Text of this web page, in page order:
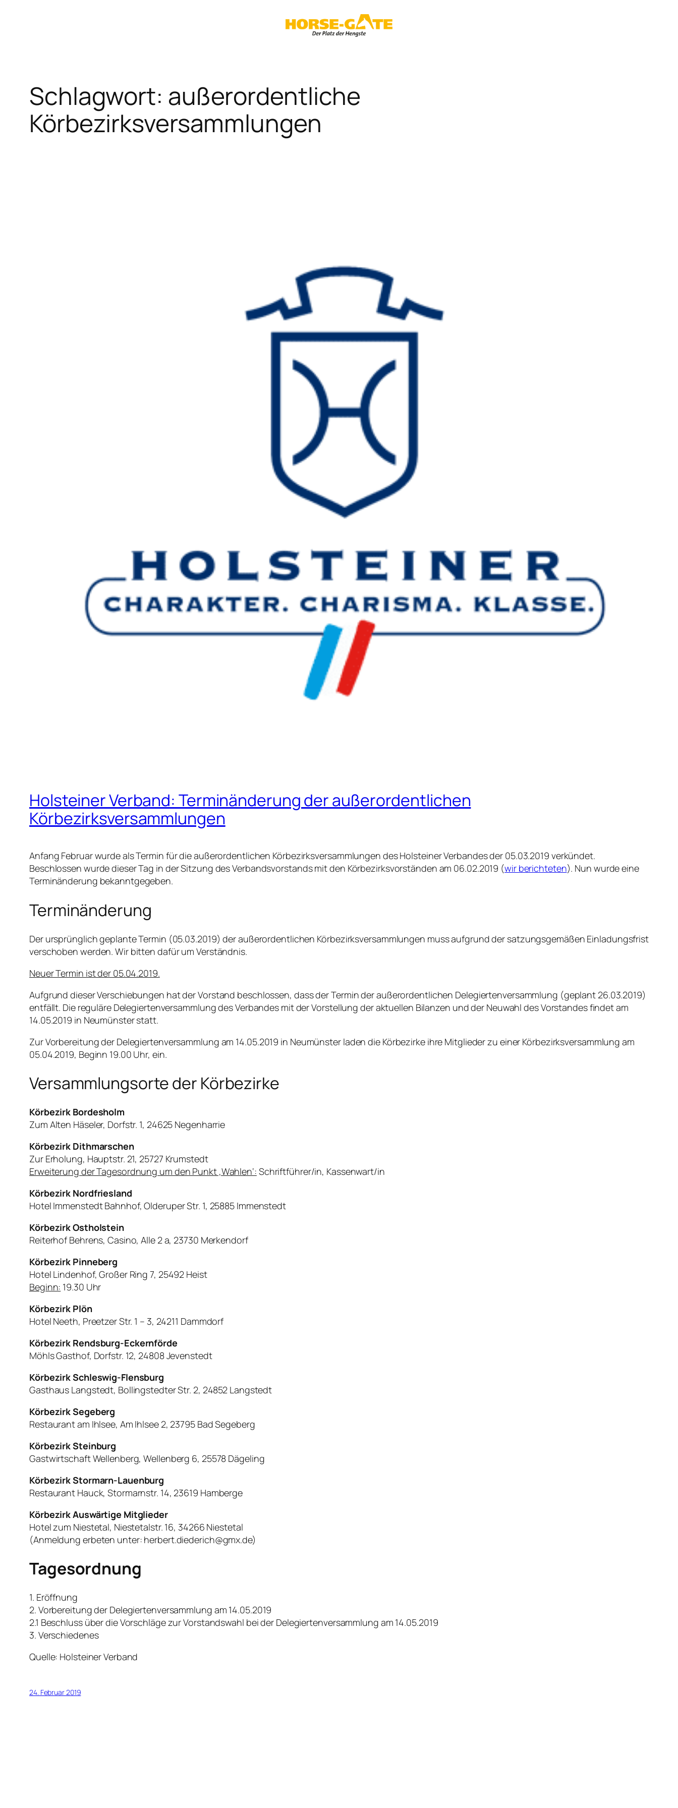
Schlagwort: außerordentliche
Körbezirksversammlungen
Holsteiner Verband: Terminänderung der außerordentlichen
Körbezirksversammlungen
Anfang Februar wurde als Termin für die außerordentlichen Körbezirksversammlungen des Holsteiner Verbandes der 05.03.2019 verkündet.
Beschlossen wurde dieser Tag in der Sitzung des Verbandsvorstands mit den Körbezirksvorständen am 06.02.2019 (wir berichteten). Nun wurde eine
Terminänderung bekanntgegeben.
Terminänderung
Der ursprünglich geplante Termin (05.03.2019) der außerordentlichen Körbezirksversammlungen muss aufgrund der satzungsgemäßen Einladungsfrist
verschoben werden. Wir bitten dafür um Verständnis.
Neuer Termin ist der 05.04.2019.
Aufgrund dieser Verschiebungen hat der Vorstand beschlossen, dass der Termin der außerordentlichen Delegiertenversammlung (geplant 26.03.2019)
entfällt. Die reguläre Delegiertenversammlung des Verbandes mit der Vorstellung der aktuellen Bilanzen und der Neuwahl des Vorstandes findet am
14.05.2019 in Neumünster statt.
Zur Vorbereitung der Delegiertenversammlung am 14.05.2019 in Neumünster laden die Körbezirke ihre Mitglieder zu einer Körbezirksversammlung am
05.04.2019, Beginn 19.00 Uhr, ein.
Versammlungsorte der Körbezirke
Körbezirk Bordesholm
Zum Alten Häseler, Dorfstr. 1, 24625 Negenharrie
Körbezirk Dithmarschen
Zur Erholung, Hauptstr. 21, 25727 Krumstedt
Erweiterung der Tagesordnung um den Punkt ‚Wahlen‘: Schriftführer/in, Kassenwart/in
Körbezirk Nordfriesland
Hotel Immenstedt Bahnhof, Olderuper Str. 1, 25885 Immenstedt
Körbezirk Ostholstein
Reiterhof Behrens, Casino, Alle 2 a, 23730 Merkendorf
Körbezirk Pinneberg
Hotel Lindenhof, Großer Ring 7, 25492 Heist
Beginn: 19.30 Uhr
Körbezirk Plön
Hotel Neeth, Preetzer Str. 1 – 3, 24211 Dammdorf
Körbezirk Rendsburg-Eckernförde
Möhls Gasthof, Dorfstr. 12, 24808 Jevenstedt
Körbezirk Schleswig-Flensburg
Gasthaus Langstedt, Bollingstedter Str. 2, 24852 Langstedt
Körbezirk Segeberg
Restaurant am Ihlsee, Am Ihlsee 2, 23795 Bad Segeberg
Körbezirk Steinburg
Gastwirtschaft Wellenberg, Wellenberg 6, 25578 Dägeling
Körbezirk Stormarn-Lauenburg
Restaurant Hauck, Stormarnstr. 14, 23619 Hamberge
Körbezirk Auswärtige Mitglieder
Hotel zum Niestetal, Niestetalstr. 16, 34266 Niestetal
(Anmeldung erbeten unter: herbert.diederich@gmx.de)
Tagesordnung
1. Eröffnung
2. Vorbereitung der Delegiertenversammlung am 14.05.2019
2.1 Beschluss über die Vorschläge zur Vorstandswahl bei der Delegiertenversammlung am 14.05.2019
3. Verschiedenes
Quelle: Holsteiner Verband
24. Februar 2019